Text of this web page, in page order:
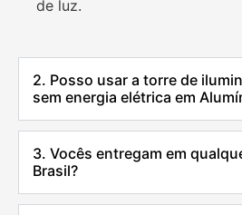
de luz.
2. Posso usar a torre de
sem energia elétrica em
3. Vocês entregam em
Brasil?